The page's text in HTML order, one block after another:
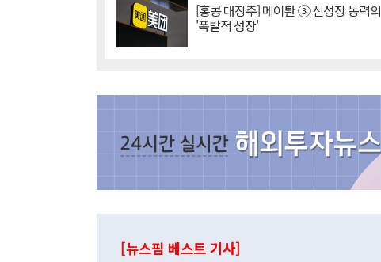
[홍콩 대장주] 메이퇀 ③ 신성장 동력의
'폭발적 성장'
[뉴스핌 베스트 기사]